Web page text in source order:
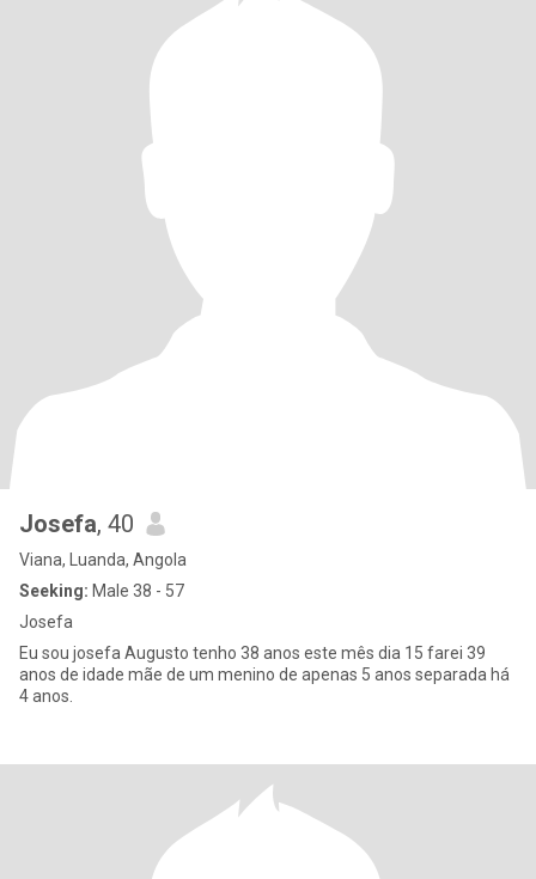
Josefa, 40
Viana, Luanda, Angola
Seeking: Male 38 - 57
Josefa
Eu sou josefa Augusto tenho 38 anos este mês dia 15 farei 39
anos de idade mãe de um menino de apenas 5 anos separada há
4 anos.